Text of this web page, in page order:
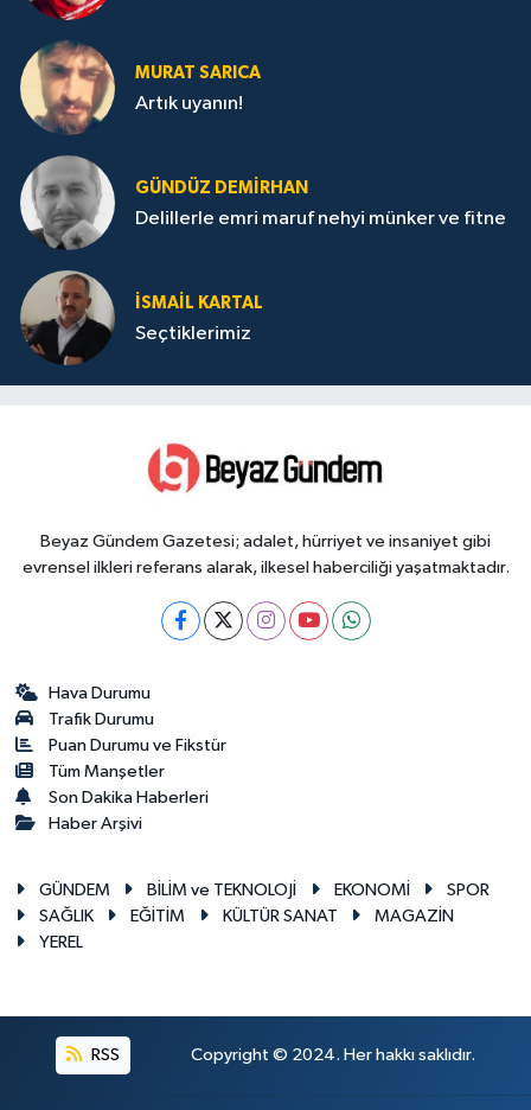
MURAT SARICA
Artık uyanın!
GÜNDÜZ DEMIRHAN
Delillerle emri maruf nehyi münker ve fitne
İSMAIL KARTAL
Seçtiklerimiz
Beyaz Gündem Gazetesi; adalet, hürriyet ve insaniyet gibi
evrensel ilkleri referans alarak, ilkesel haberciliği yaşatmaktadır.
Hava Durumu
Trafik Durumu
Puan Durumu ve Fikstür
Tüm Manşetler
Son Dakika Haberleri
Haber Arşivi
GÜNDEM BİLİM ve TEKNOLOJİ EKONOMİ
SPOR
SAĞLIK
EĞİTİM KÜLTÜR SANAT
MAGAZİN
YEREL
RSS Copyright © 2024. Her hakkı saklıdır.